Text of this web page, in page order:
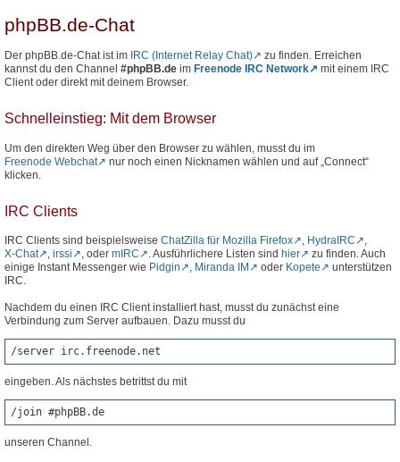
phpBB.de-Chat
Der phpBB.de-Chat ist im IRC (Internet Relay Chat)
zu finden. Erreichen
kannst du den Channel #phpBB.de im Freenode IRC Network
mit einem IRC
Client oder direkt mit deinem Browser.
Schnelleinstieg: Mit dem Browser
Um den direkten Weg über den Browser zu wählen, musst du im
Freenode Webchat
nur noch einen Nicknamen wählen und auf „Connect“
klicken.
IRC Clients
IRC Clients sind beispielsweise ChatZilla für Mozilla Firefox , HydraIRC
,
X-Chat
, irssi , oder mIRC . Ausführlichere Listen sind hier
zu finden. Auch
einige Instant Messenger wie Pidgin , Miranda IM oder Kopete
unterstützen
IRC.
Nachdem du einen IRC Client installiert hast, musst du zunächst eine
Verbindung zum Server aufbauen. Dazu musst du
/server irc.freenode.net
eingeben. Als nächstes betrittst du mit
/join #phpBB.de
unseren Channel.